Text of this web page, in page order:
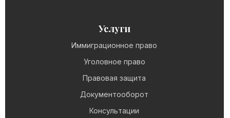
Услуги
Иммиграционное право
Уголовное право
Правовая защита
Документооборот
Консультации